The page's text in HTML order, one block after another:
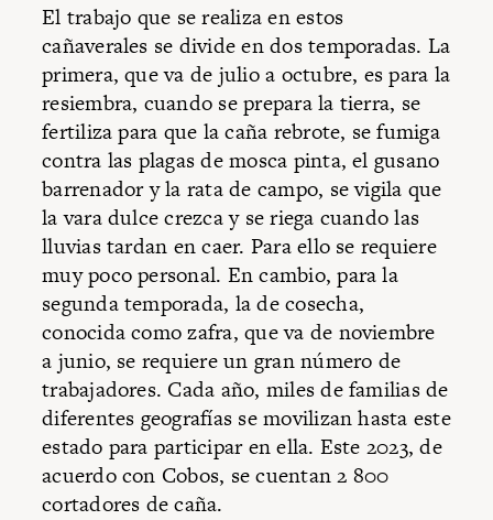
El trabajo que se realiza en estos
cañaverales se divide en dos temporadas. La
primera, que va de julio a octubre, es para la
resiembra, cuando se prepara la tierra, se
fertiliza para que la caña rebrote, se fumiga
contra las plagas de mosca pinta, el gusano
barrenador y la rata de campo, se vigila que
la vara dulce crezca y se riega cuando las
lluvias tardan en caer. Para ello se requiere
muy poco personal. En cambio, para la
segunda temporada, la de cosecha,
conocida como zafra, que va de noviembre
a junio, se requiere un gran número de
trabajadores. Cada año, miles de familias de
diferentes geografías se movilizan hasta este
estado para participar en ella. Este 2023, de
acuerdo con Cobos, se cuentan 2 800
cortadores de caña.